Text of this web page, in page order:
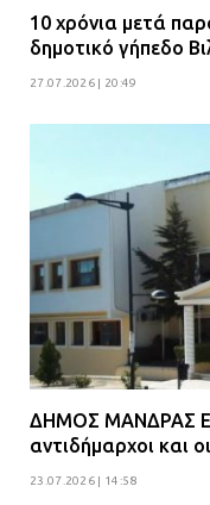
10 χρόνια μετά
δημοτικό γήπεδο
27.07.2026 | 20:49
ΔΗΜΟΣ ΜΑΝΔΡΑΣ
αντιδήμαρχοι και
23.07.2026 | 14:58